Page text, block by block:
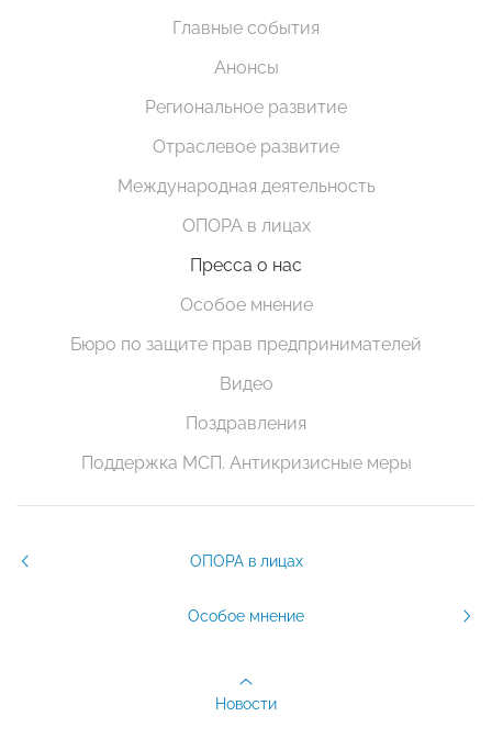
Главные события
Анонсы
Региональное развитие
Отраслевое развитие
Международная деятельность
ОПОРА в лицах
Пресса о нас
Особое мнение
Бюро по защите прав предпринимателей
Видео
Поздравления
Поддержка МСП. Антикризисные меры
ОПОРА в лицах
Особое мнение
Новости